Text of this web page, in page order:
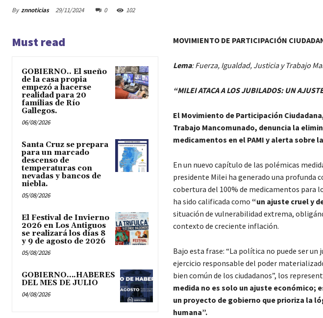
By znnoticias 29/11/2024 0 102
Must read
GOBIERNO.. El sueño
de la casa propia
empezó a hacerse
realidad para 20
familias de Río
Gallegos.
06/08/2026
Santa Cruz se prepara
para un marcado
descenso de
temperaturas con
nevadas y bancos de
niebla.
05/08/2026
El Festival de Invierno
2026 en Los Antiguos
se realizará los días 8
y 9 de agosto de 2026
05/08/2026
GOBIERNO….HABERES
DEL MES DE JULIO
04/08/2026
MOVIMIENTO DE PARTICIPACIÓN
Lema: Fuerza, Igualdad, Justicia y Trabajo
“MILEI ATACA A LOS JUBILADOS: UN
El Movimiento de Participación
Trabajo Mancomunado, denuncia la
medicamentos en el PAMI y alerta sobre
En un nuevo capítulo de las polémicas
presidente Milei ha generado una profunda
cobertura del 100% de medicamentos para
ha sido calificada como “un ajuste cruel y
situación de vulnerabilidad extrema,
contexto de creciente inflación.
Bajo esta frase: “La política no puede ser
ejercicio responsable del poder
bien común de los ciudadanos”, los
medida no es solo un ajuste económico;
un proyecto de gobierno que prioriza la
humana”.